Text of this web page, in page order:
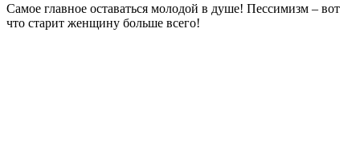
Самое главное оставаться молодой в душе! Пессимизм – вот
что старит женщину больше всего!